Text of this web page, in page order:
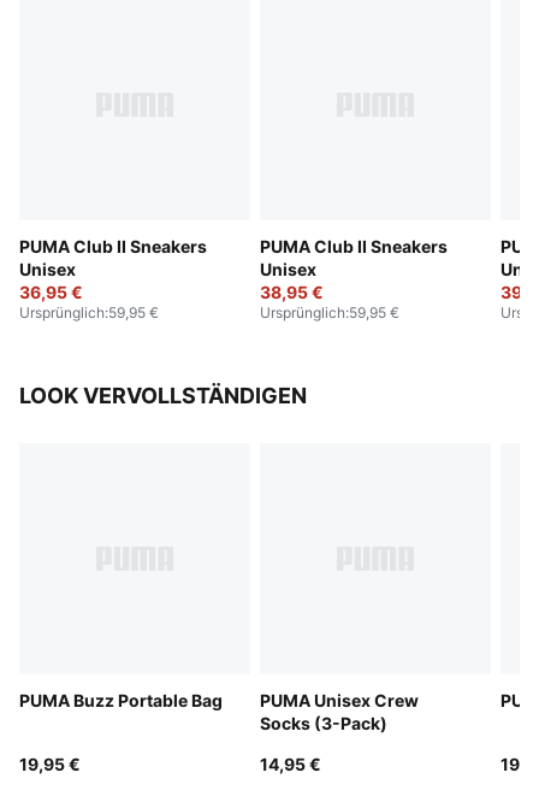
PUMA Club II Sneakers
Unisex
36,95 €
Ursprünglich:59,95 €
PUMA Club II Sneakers
Unisex
38,95 €
Ursprünglich:59,95 €
LOOK VERVOLLSTÄNDIGEN
PUMA Buzz Portable Bag
19,95 €
PUMA Unisex Crew
Socks (3-Pack)
14,95 €